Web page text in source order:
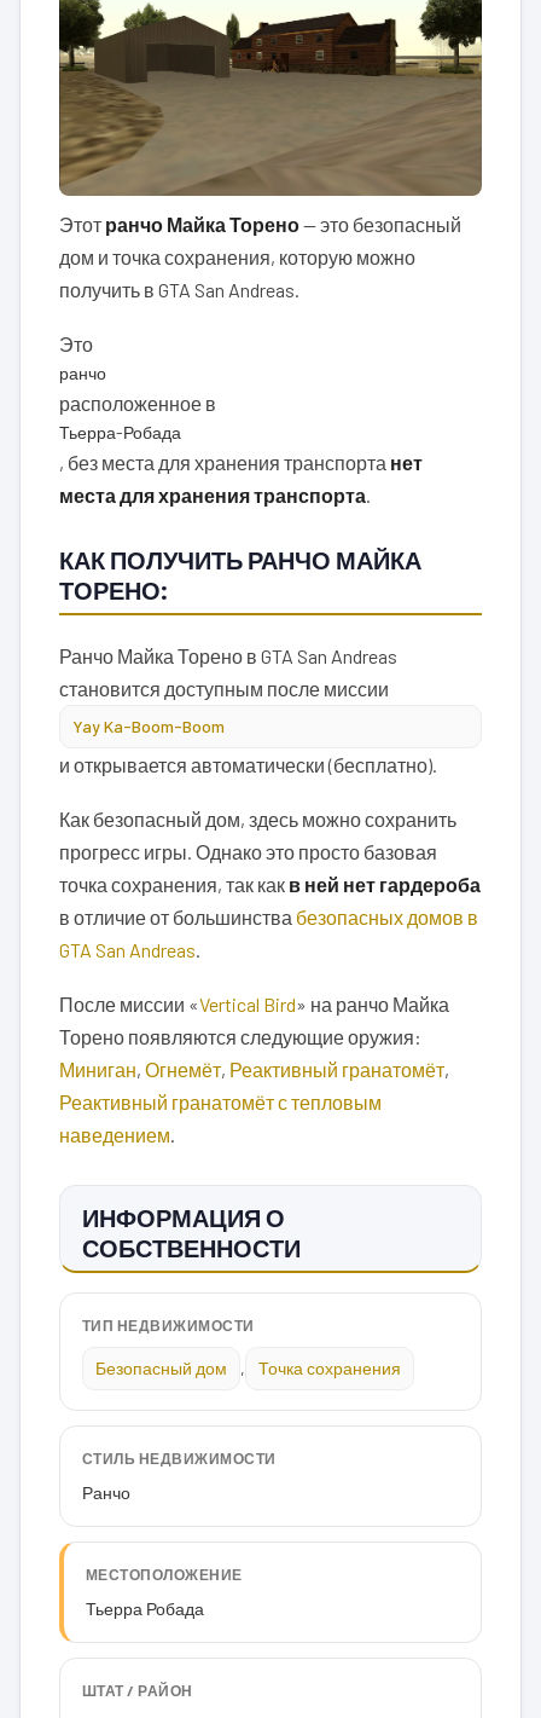
Этот ранчо Майка Торено— это безопасный
дом и точка сохранения, которую можно
получить в GTA San Andreas.
Это
ранчо
расположенное в
Тьерра-Робада
, без места для хранения транспорта нет
места для хранения транспорта
КАК ПОЛУЧИТЬ РАНЧО МАЙКА
ТОРЕНО:
Ранчо Майка Торено в GTA San Andreas
становится доступным после миссии
Yay Ka-Boom-Boom
и открывается автоматически (бесплатно).
Как безопасный дом, здесь можно сохранить
прогресс игры. Однако это просто базовая
точка сохранения, так как в ней нет гардероба
в отличие от большинства безопасных домов в
GTA San Andreas
После миссии «Vertical Bird» на ранчо Майка
Торено появляются следующие оружия:
Миниган, Огнемёт, Реактивный гранатомёт,
Реактивный гранатомёт с тепловым
наведением
ИНФОРМАЦИЯ О
СОБСТВЕННОСТИ
ТИП НЕДВИЖИМОСТИ
Безопасный дом , Точка сохранения
СТИЛЬ НЕДВИЖИМОСТИ
Ранчо
МЕСТОПОЛОЖЕНИЕ
Тьерра Робада
ШТАТ / РАЙОН